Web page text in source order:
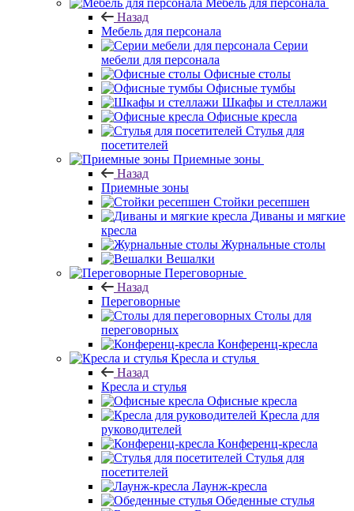
Мебель для персонала
Назад
Мебель для персонала
Серии
мебели для персонала
Офисные столы
Офисные тумбы
Шкафы и стеллажи
Офисные кресла
Стулья для
посетителей
Приемные зоны
Назад
Приемные зоны
Стойки ресепшен
Диваны и мягкие
кресла
Журнальные столы
Вешалки
Переговорные
Назад
Переговорные
Столы для
переговорных
Конференц-кресла
Кресла и стулья
Назад
Кресла и стулья
Офисные кресла
Кресла для
руководителей
Конференц-кресла
Стулья для
посетителей
Лаунж-кресла
Обеденные стулья